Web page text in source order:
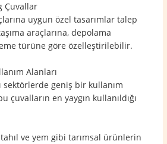
Çuvallar
uygun özel tasarımlar talep
araçlarına, depolama
türüne göre özelleştirilebilir.
Alanları
sektörlerde geniş bir kullanım
çuvalların en yaygın kullanıldığı
ve yem gibi tarımsal ürünlerin